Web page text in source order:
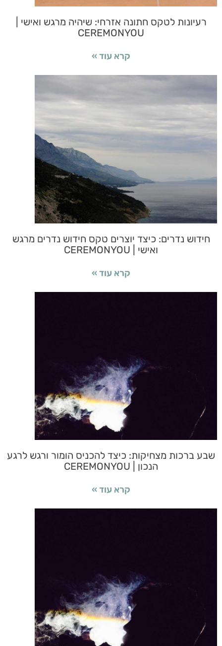
רעיונות לטקס חתונה אזרחי: שיהיה מרגש ואישי |
CEREMONYOU
קרא עוד »
חידוש נדרים: כיצד יוצרים טקס חידוש נדרים מרגש
ואישי | CEREMONYOU
קרא עוד »
שבע ברכות מצחיקות: כיצד להכניס הומור ורגש לרגע
הנכון | CEREMONYOU
קרא עוד »